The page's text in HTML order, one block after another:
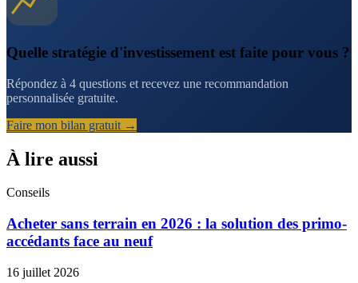
Quelle stratégie d'investissement est faite pour vous ?
Répondez à 4 questions et recevez une recommandation
personnalisée gratuite.
Faire mon bilan gratuit →
À lire aussi
Conseils
Acheter sans terrain en 2026 : la solution des primo-
accédants face au neuf
16 juillet 2026